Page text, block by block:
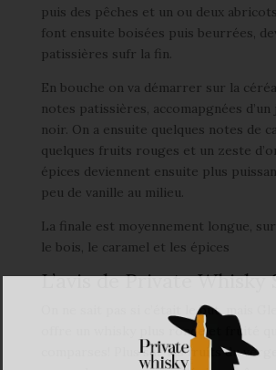
puis des pêches et un ou deux
font ensuite boisées puis beurrées,
patissières sufr la fin.
En bouche on va démarrer sur la
notes patissières, accomapgnées
noir. On a ensuite quelques notes de
quelques fruits rouges et un zeste
épices deviennent ensuite plus
peu de vanille au milieu.
La finale est moyennement longue,
le bois, le caramel et les épices
L’avis de Private Whisky
On ne sait pas si c’était le but, mais
offre un whisky plus ronde et fruité
comparses! Plus sur les fruits du